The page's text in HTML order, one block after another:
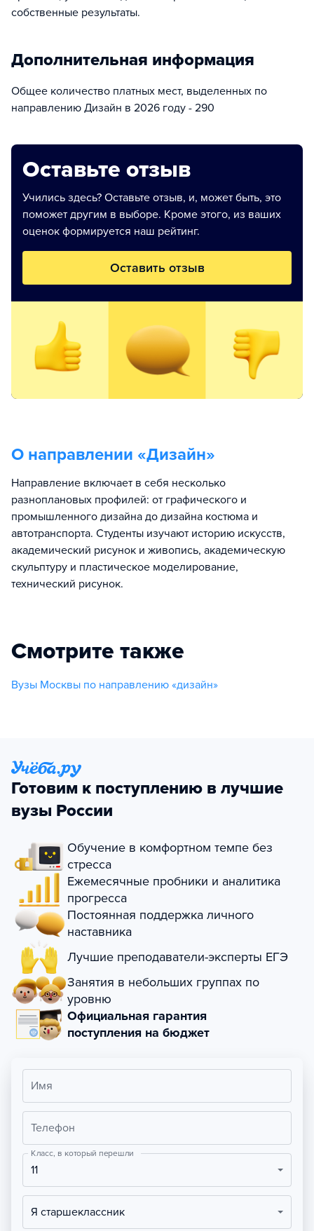
собственные результаты.
Дополнительная информация
Общее количество платных мест, выделенных по
направлению Дизайн в 2026 году - 290
Оставьте отзыв
Учились здесь? Оставьте отзыв, и, может быть, это
поможет другим в выборе. Кроме этого, из ваших
оценок формируется наш рейтинг.
Оставить отзыв
О направлении «Дизайн»
Направление включает в себя несколько
разноплановых профилей: от графического и
промышленного дизайна до дизайна костюма и
автотранспорта. Студенты изучают историю искусств,
академический рисунок и живопись, академическую
скульптуру и пластическое моделирование,
технический рисунок.
Смотрите также
Вузы Москвы по направлению «дизайн»
Готовим к поступлению в лучшие
вузы России
Обучение в комфортном темпе без
стресса
Ежемесячные пробники и аналитика
прогресса
Постоянная поддержка личного
наставника
Лучшие преподаватели-эксперты ЕГЭ
Занятия в небольших группах по
уровню
Официальная гарантия
поступления на бюджет
Имя
Телефон
Класс, в который перешли
11
Я старшеклассник